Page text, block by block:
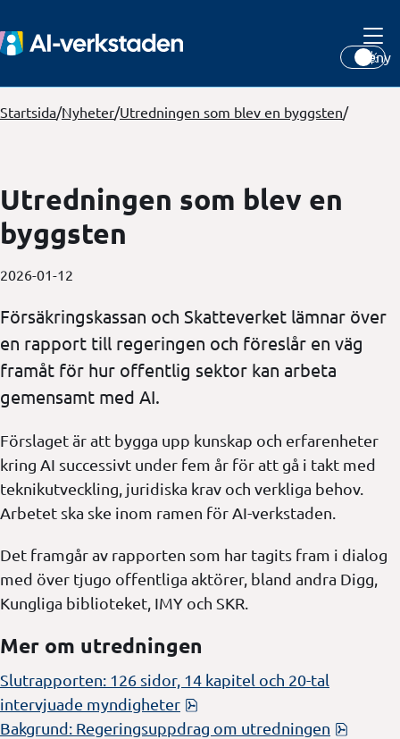
Meny
Startsida/Nyheter/Utredningen som blev en byggsten/
Utredningen som blev en
byggsten
2026-01-12
Försäkringskassan och Skatteverket lämnar över
en rapport till regeringen och föreslår en väg
framåt för hur offentlig sektor kan arbeta
gemensamt med AI.
Förslaget är att bygga upp kunskap och erfarenheter
kring AI successivt under fem år för att gå i takt med
teknikutveckling, juridiska krav och verkliga behov.
Arbetet ska ske inom ramen för AI-verkstaden.
Det framgår av rapporten som har tagits fram i dialog
med över tjugo offentliga aktörer, bland andra Digg,
Kungliga biblioteket, IMY och SKR.
Mer om utredningen
Slutrapporten: 126 sidor, 14 kapitel och 20-tal
intervjuade myndigheter
Bakgrund: Regeringsuppdrag om utredningen